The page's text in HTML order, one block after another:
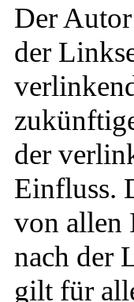
Der
der
der
Einfluss.
von allen
nach der
gilt für